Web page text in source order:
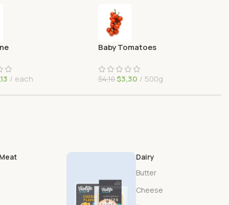
each
Baby Tomatoes
$4,10$3,30 500g
Dairy
Butter
Cheese